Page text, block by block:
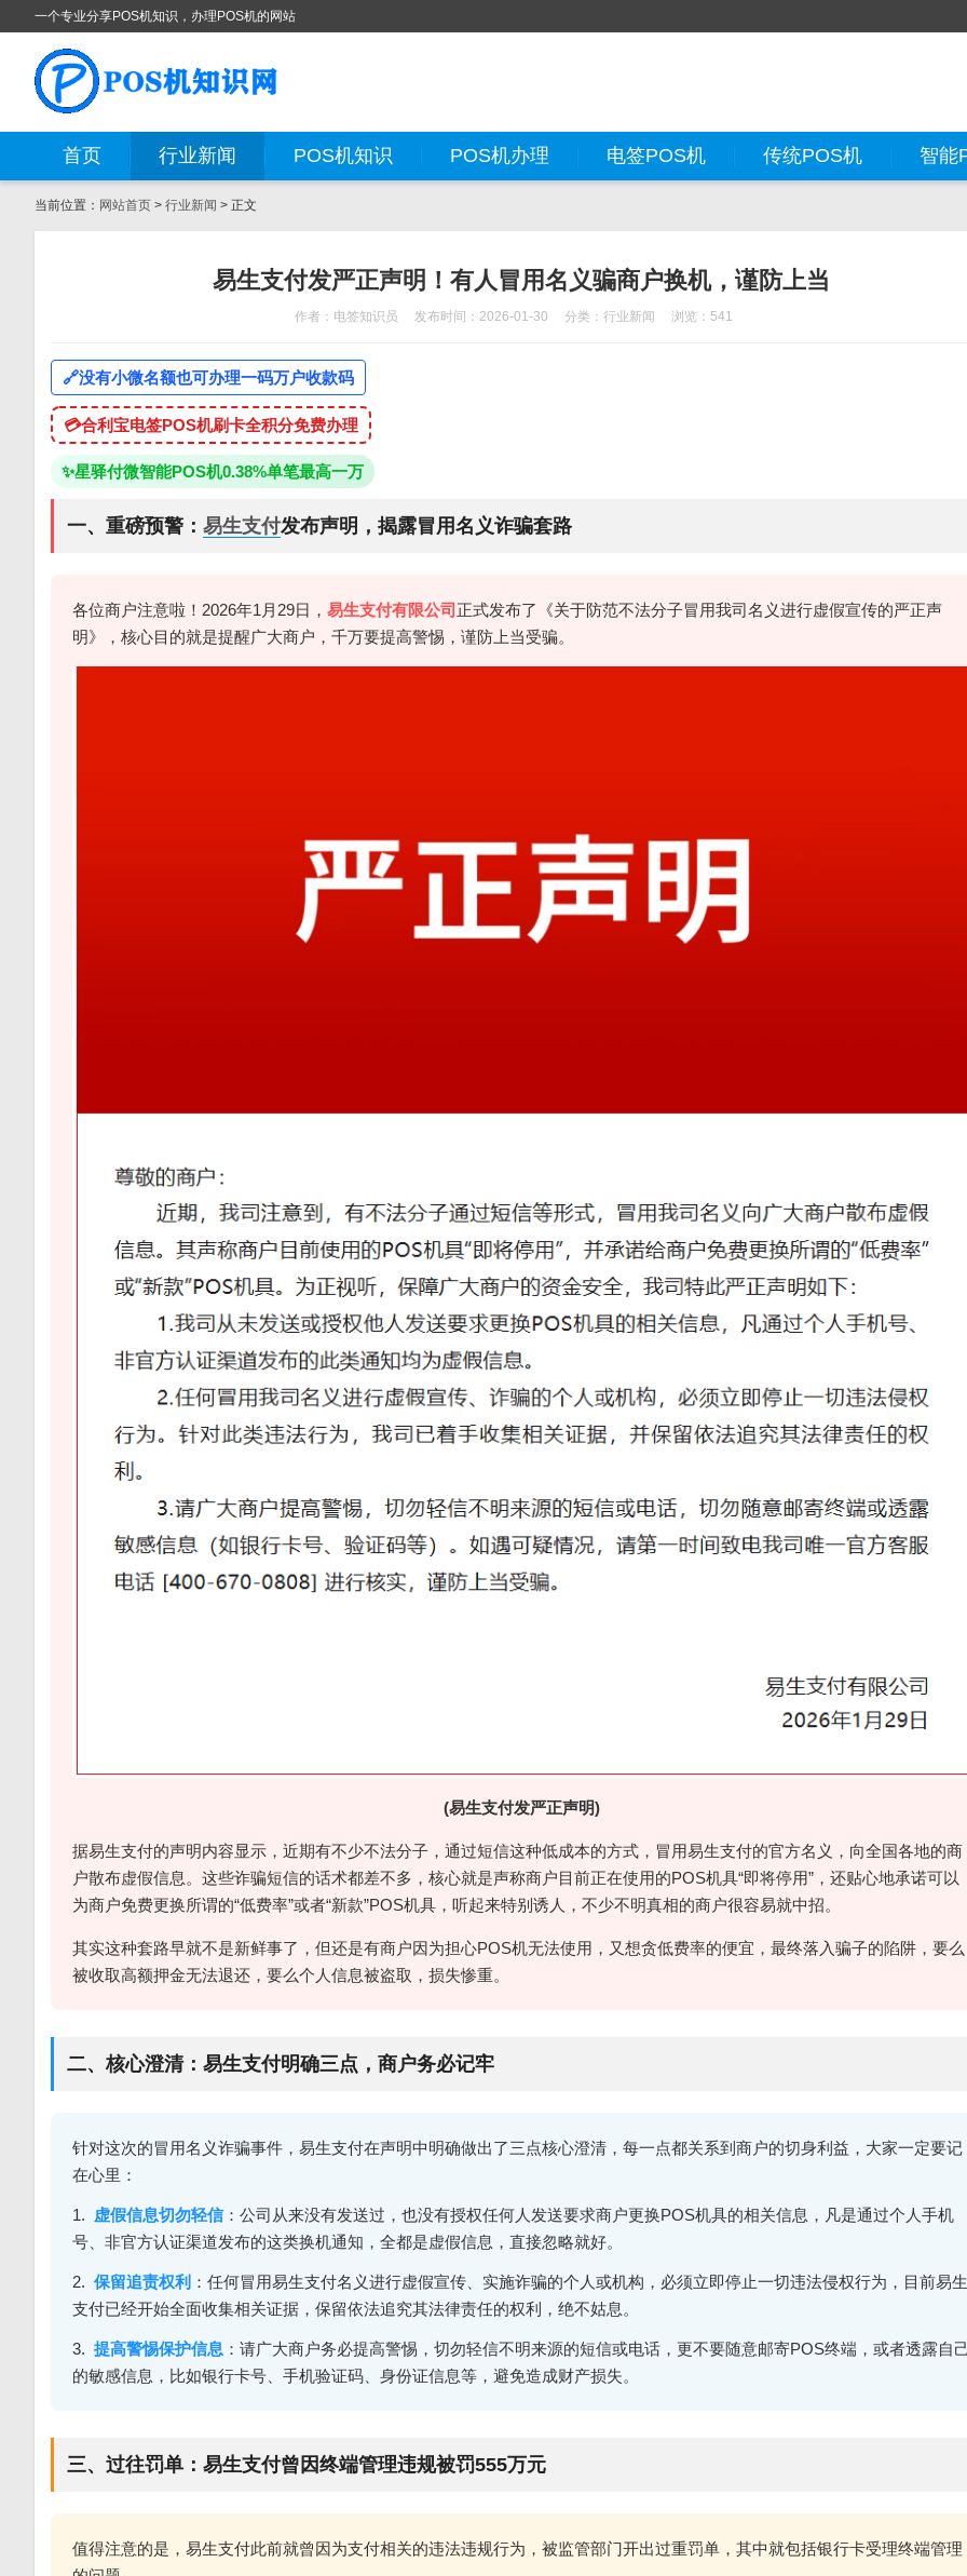
一个专业分享POS机知识，办理POS机的网站
首页 行业新闻 POS机知识 POS机办理 电签POS机 传统POS机 智能
当前位置： 网站首页 > 行业新闻 > 正文
易生支付发严正声明！有人冒用名义骗商户换机，谨防上当
作者：电签知识员 发布时间：2026-01-30 分类： 行业新闻 浏览：541
🔗没有小微名额也可办理一码万户收款码
💳合利宝电签POS机刷卡全积分免费办理
✨星驿付微智能POS机0.38%单笔最高一万
一、重磅预警： 易生支付发布声明，揭露冒用名义诈骗套路
各位商户注意啦！2026年1月29日， 易生支付有限公司 正式发布了《关于防范不法分子冒用我司名义进行虚假宣传的严正声
明》，核心目的就是提醒广大商户，千万要提高警惕，谨防上当受骗。
(易生支付发严正声明)
据易生支付的声明内容显示，近期有不少不法分子，通过短信这种低成本的方式，冒用易生支付的官方名义，向全国各地的商
户散布虚假信息。这些诈骗短信的话术都差不多，核心就是声称商户目前正在使用的POS机具“即将停用”，还贴心地承诺可以
为商户免费更换所谓的“低费率”或者“新款”POS机具，听起来特别诱人，不少不明真相的商户很容易就中招。
其实这种套路早就不是新鲜事了，但还是有商户因为担心POS机无法使用，又想贪低费率的便宜，最终落入骗子的陷阱，要么
被收取高额押金无法退还，要么个人信息被盗取，损失惨重。
二、核心澄清：易生支付明确三点，商户务必记牢
针对这次的冒用名义诈骗事件，易生支付在声明中明确做出了三点核心澄清，每一点都关系到商户的切身利益，大家一定要记
在心里：
1. 虚假信息切勿轻信：公司从来没有发送过，也没有授权任何人发送要求商户更换POS机具的相关信息，凡是通过个人手机
号、非官方认证渠道发布的这类换机通知，全都是虚假信息，直接忽略就好。
2. 保留追责权利 ：任何冒用易生支付名义进行虚假宣传、实施诈骗的个人或机构，必须立即停止一切违法侵权行为，目前易生
支付已经开始全面收集相关证据，保留依法追究其法律责任的权利，绝不姑息。
3. 提高警惕保护信息 ：请广大商户务必提高警惕，切勿轻信不明来源的短信或电话，更不要随意邮寄POS终端，或者透露自
的敏感信息，比如银行卡号、手机验证码、身份证信息等，避免造成财产损失。
三、过往罚单：易生支付曾因终端管理违规被罚555万元
值得注意的是，易生支付此前就曾因为支付相关的违法违规行为，被监管部门开出过重罚单，其中就包括银行卡受理终端管理